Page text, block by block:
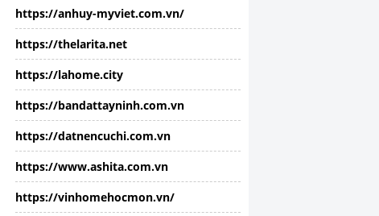
https://anhuy-myviet.com.vn/
https://thelarita.net
https://lahome.city
https://bandattayninh.com.vn
https://datnencuchi.com.vn
https://www.ashita.com.vn
https://vinhomehocmon.vn/